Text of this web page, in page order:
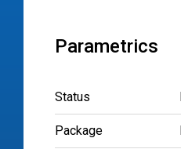
Parametrics
Status
Package